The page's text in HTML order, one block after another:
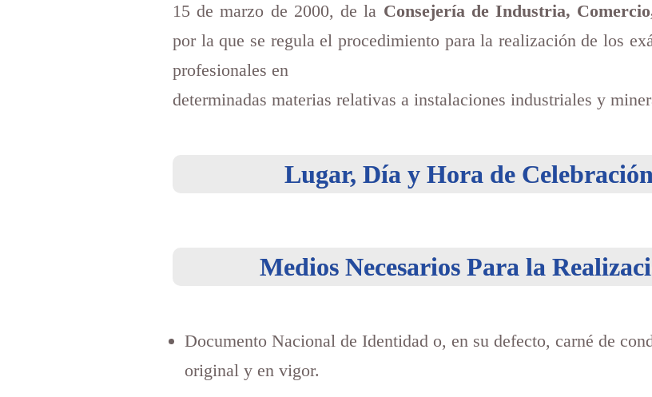
15 de marzo de 2000, de la Consejería de Industria,
por la que se regula el procedimiento para la realización de los
profesionales en
determinadas materias relativas a instalaciones industriales y
Lugar, Día y Hora de
Medios Necesarios Para la
Documento Nacional de Identidad o, en su defecto, carné de
original y en vigor.